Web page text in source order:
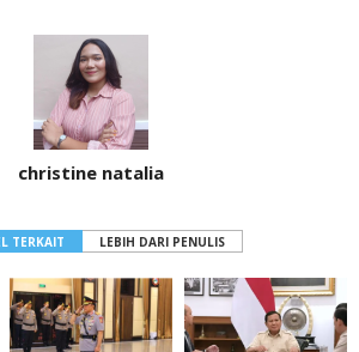
christine natalia
TERKAIT LEBIH DARI PENULIS